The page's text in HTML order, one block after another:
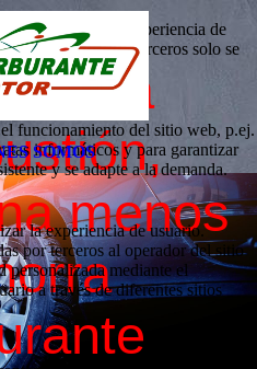
SOMOS
SU MOTOR
la
menos
una experiencia de
contenidos de terceros solo se
está habilitado.
funcionamiento del sitio web, p.ej.
informáticos y para garantizar
y se adapte a la demanda.
la experiencia de usuario.
por terceros al operador del sitio
personalizada mediante el
a través de diferentes sitios